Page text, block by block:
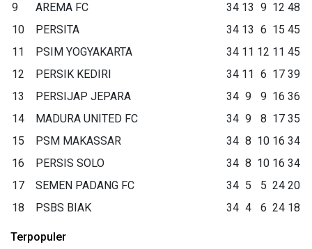
9
AREMA FC 34 13 9 12 48
10
PERSITA 34 13 6 15 45
11
PSIM YOGYAKARTA 34 11 12 11 45
12
PERSIK KEDIRI 34 11 6 17 39
13
PERSIJAP JEPARA 34 9 9 16 36
14
MADURA UNITED FC 34 9 8 17 35
15
PSM MAKASSAR 34 8 10 16 34
16
PERSIS SOLO 34 8 10 16 34
17
SEMEN PADANG FC 34 5 5 24 20
18
PSBS BIAK 34 4 6 24 18
Terpopuler